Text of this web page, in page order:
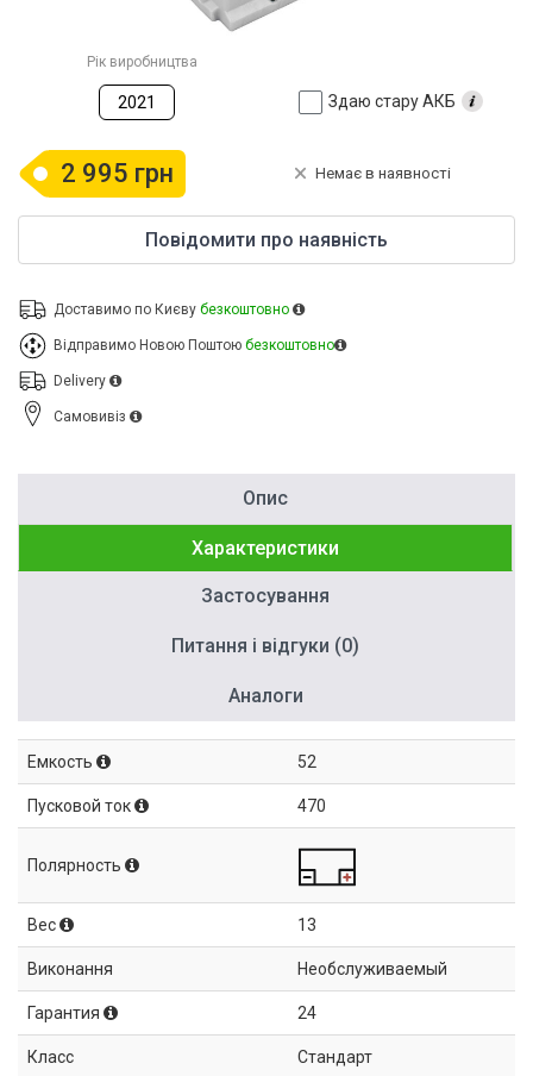
Рік виробництва
2021 Здаю стару АКБ
2 995 грн Немає в наявності
Повідомити про наявність
Доставимо по Києву безкоштовно
Відправимо Новою Поштою безкоштовно
Delivery
Cамовивіз
Опис
Характеристики
Застосування
Питання і відгуки (0)
Аналоги
Емкость 52
Пусковой ток 470
Полярность
Вес 13
Виконання Необслуживаемый
Гарантия 24
Класс Стандарт